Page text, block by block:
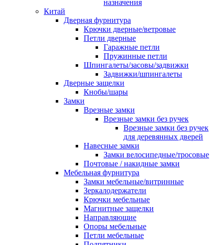
назначения
Китай
Дверная фурнитура
Крючки дверные/ветровые
Петли дверные
Гаражные петли
Пружинные петли
Шпингалеты/засовы/задвижки
Задвижки/шпингалеты
Дверные защелки
Кнобы/шары
Замки
Врезные замки
Врезные замки без ручек
Врезные замки без ручек
для деревянных дверей
Навесные замки
Замки велосипедные/тросовые
Почтовые / накидные замки
Мебельная фурнитура
Замки мебельные/витринные
Зеркалодержатели
Крючки мебельные
Магнитные защелки
Направляющие
Опоры мебельные
Петли мебельные